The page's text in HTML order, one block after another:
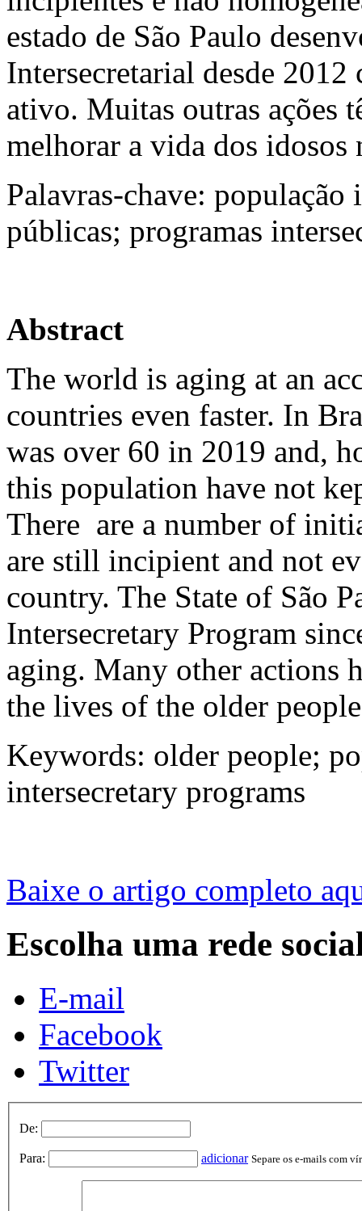
estado de São Paulo
Intersecretarial desde
ativo. Muitas outras ações
melhorar a vida dos idosos
Palavras-chave:
públicas; programas
Abstract
The world is aging at an
countries even faster. In
was over 60 in 2019 and,
this population have not
There are a number of
are still incipient and not
country. The State of São
Intersecretary Program
aging. Many other actions
the lives of the older
Keywords: older people;
intersecretary programs
Baixe o artigo completo
Escolha uma rede
E-mail
Facebook
Twitter
De:
Para: adicionar Separe os e-mails com